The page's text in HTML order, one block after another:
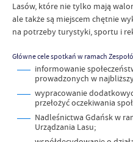
Lasów, które nie tylko mają
ale także są miejscem chętnie
na potrzeby turystyki, sportu i
Główne cele spotkań w ramach
informowanie
prowadzonych w
wypracowanie
przełożyć oczekiwania
Nadleśnictwa Gdańsk w
Urządzania Lasu;